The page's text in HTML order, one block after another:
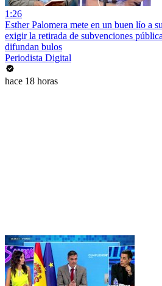
1:26
Esther Palomera mete en un buen lío a
exigir la retirada de subvenciones
difundan bulos
Periodista Digital
hace 18 horas